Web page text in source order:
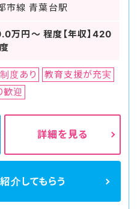
市線 青葉台駅
万円～ 程度【年収】420
度あり
教育支援が充実
歓迎
詳細を見る
紹介してもらう